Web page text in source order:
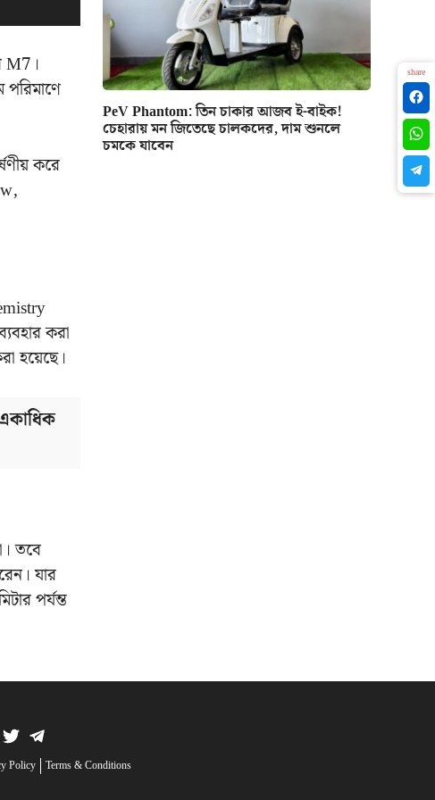
M7।
করে
করা
হয়েছে।
তবে
যার
পর্যন্ত
PeV Phantom: তিন চাকার আজব ই-বাইক!
চেহারায় মন জিতেছে চালকদের, দাম শুনলে
চমকে যাবেন
Policy Terms & Conditions
share